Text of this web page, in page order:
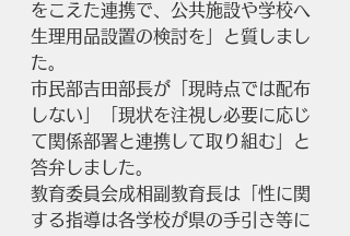
をこえた連携で、公共施設や学校へ
生理用品設置の検討を」と質しまし
た。
市民部吉田部長が「現時点では配布
しない」「現状を注視し必要に応じ
て関係部署と連携して取り組む」と
答弁しました。
教育委員会成相副教育長は「性に関
する指導は各学校が県の手引き等に